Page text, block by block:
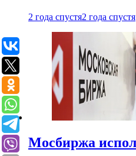
2 года спустя2 года спустя
Мосбиржа